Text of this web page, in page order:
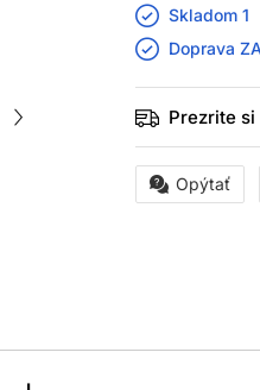
Skladom 1
Doprava
Prezrite
Opýtať